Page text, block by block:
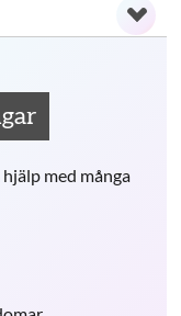
med många